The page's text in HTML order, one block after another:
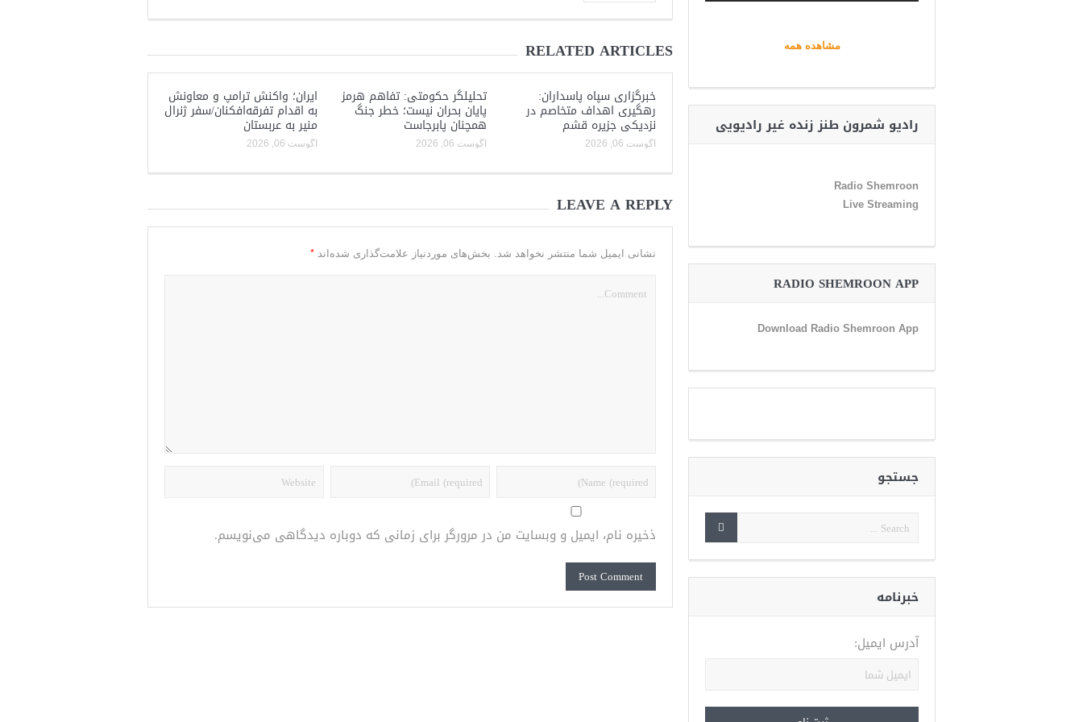
RELATED ARTICLES
خبرگزاری سپاه پاسداران:
رهگیری اهداف متخاصم در
نزدیکی جزیره قشم
آگوست 06, 2026
تحلیلگر حکومتی: تفاهم هرمز
پایان بحران نیست؛ خطر جنگ
همچنان پابرجاست
آگوست 06, 2026
ایران؛ واکنش ترامپ و معاونش
به اقدام تفرقه‌افکنان/سفر ژنرال
منیر به عربستان
آگوست 06, 2026
LEAVE A REPLY
نشانی ایمیل شما منتشر نخواهد شد. بخش‌های موردنیاز علامت‌گذاری شده‌اند *
ذخیره نام، ایمیل و وبسایت من در مرورگر برای زمانی که دوباره دیدگاهی می‌نویسم.
مشاهده همه
رادیو شمرون طنز زنده غیر رادیویی
Radio Shemroon
Live Streaming
RADIO SHEMROON APP
Download Radio Shemroon App
جستجو
خبرنامه
آدرس ایمیل: